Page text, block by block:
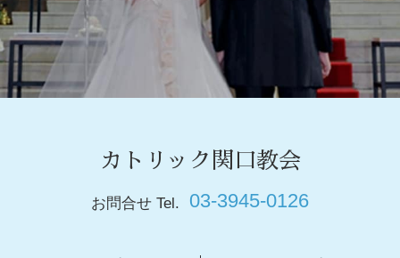
カトリック関口教会
お問合せ Tel. 03-3945-0126